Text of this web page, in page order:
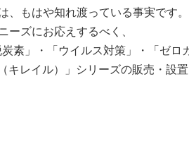
、もはや知れ渡っている事実です。
ーズにお応えするべく、
素」・「ウイルス対策」・「ゼロ
キレイル）」シリーズの販売・設置